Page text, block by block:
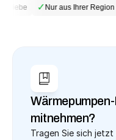
✓Nur aus Ihrer Region
mitnehmen?
Tragen Sie sich